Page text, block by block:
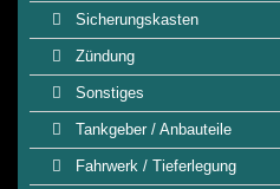
Sicherungskasten
Zündung
Sonstiges
Tankgeber / Anbauteile
Fahrwerk / Tieferlegung